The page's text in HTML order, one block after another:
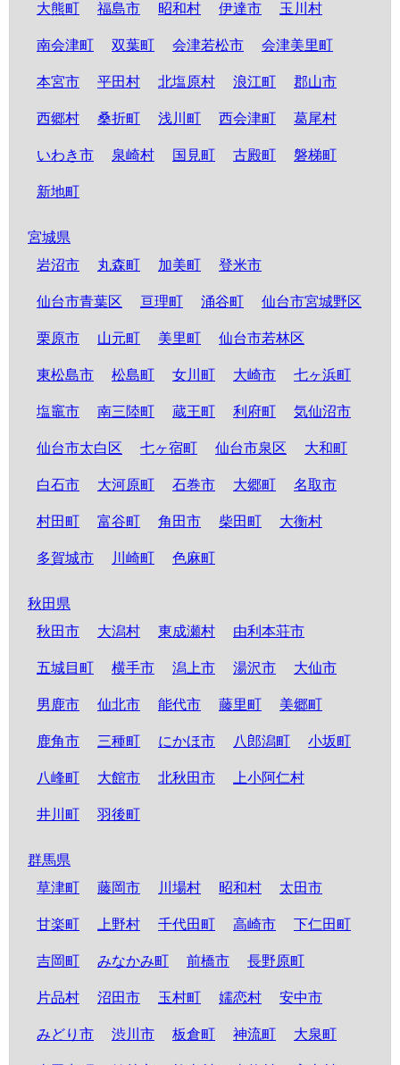
大熊町 福島市 昭和村 伊達市 玉川村
南会津町 双葉町 会津若松市 会津美里町
本宮市 平田村 北塩原村 浪江町 郡山市
西郷村 桑折町 浅川町 西会津町 葛尾村
いわき市 泉崎村 国見町 古殿町 磐梯町
新地町
宮城県
岩沼市
丸森町 加美町 登米市
仙台市青葉区 亘理町 涌谷町 仙台市宮城野区
栗原市 山元町 美里町 仙台市若林区
東松島市 松島町 女川町 大崎市 七ヶ浜町
塩竈市 南三陸町 蔵王町 利府町 気仙沼市
仙台市太白区 七ヶ宿町 仙台市泉区 大和町
白石市 大河原町 石巻市 大郷町 名取市
村田町 富谷町 角田市 柴田町 大衡村
多賀城市 川崎町 色麻町
秋田県
秋田市
大潟村 東成瀬村 由利本荘市
五城目町 横手市 潟上市 湯沢市 大仙市
男鹿市 仙北市 能代市 藤里町 美郷町
鹿角市 三種町 にかほ市 八郎潟町 小坂町
八峰町 大館市 北秋田市 上小阿仁村
井川町 羽後町
群馬県
草津町
藤岡市 川場村 昭和村 太田市
甘楽町 上野村 千代田町 高崎市 下仁田町
吉岡町 みなかみ町 前橋市 長野原町
片品村 沼田市 玉村町 嬬恋村 安中市
みどり市 渋川市 板倉町 神流町 大泉町